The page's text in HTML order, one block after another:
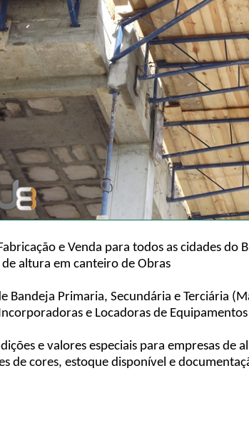
e Venda para todos as cidades
altura em canteiro de Obras
Bandeja Primaria, Secundária e Terciária
e Locadoras de
e valores especiais para empresas de
de cores, estoque disponível e